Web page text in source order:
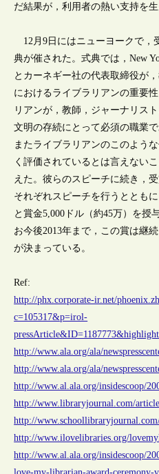
だ結果が，利用者の熱い支持を生
12月9日にはニューヨークで，
典が催された。式典では，New
とカーネギー社の代表取締役が
におけるライブラリアンの重要
リアンが，教師，ジャーナリスト
文明の存続にとって必須の職業で
またライブラリアンのこのよう
く評価されているとは言えない
えた。彼らのスピーチに続き，
それぞれスピーチを行うととも
と賞金5,000ドル（約45万）を授
お今後2013年まで，この賞は継
が決まっている。
Ref:
http://phx.corporate-ir.net/
c=105317&p=irol-
http://www.ala.org/ala/
http://www.ala.org/ala/
http://www.al.ala.org/insidescoop/
http://www.libraryjournal.com/
http://
http://www.ilovelibraries.org/
http://www.al.ala.org/insidescoop/